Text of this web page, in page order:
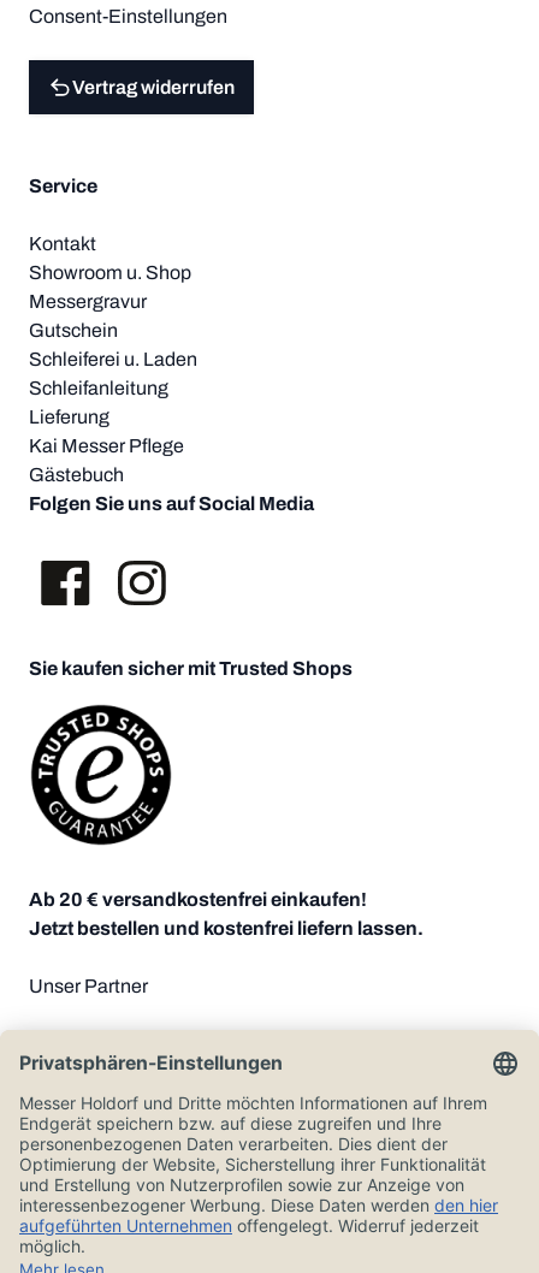
Consent-Einstellungen
Vertrag widerrufen
Service
Kontakt
Showroom u. Shop
Messergravur
Gutschein
Schleiferei u. Laden
Schleifanleitung
Lieferung
Kai Messer Pflege
Gästebuch
Folgen Sie uns auf Social Media
Sie kaufen sicher mit Trusted Shops
Ab 20 € versandkostenfrei einkaufen!
Jetzt bestellen und kostenfrei liefern lassen.
Unser Partner
Zahlungsoptionen